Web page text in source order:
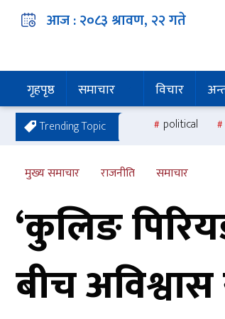
आज :२०८३ श्रावण, २२गते
गृहपृष्ठ समाचार विचार
Trending Topic political
मुख्य समाचार राजनीति समाचार
‘कुलिङ
बीच